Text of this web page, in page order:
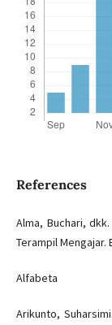
References
Alma, Buchari,
Terampil Mengajar.
Alfabeta
Arikunto,